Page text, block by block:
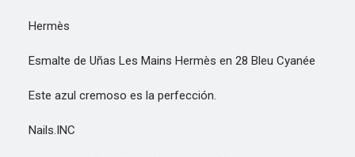
Hermès
Esmalte de Uñas Les Mains Hermès en 28 Bleu Cyanée
Este azul cremoso es la perfección.
Nails.INC